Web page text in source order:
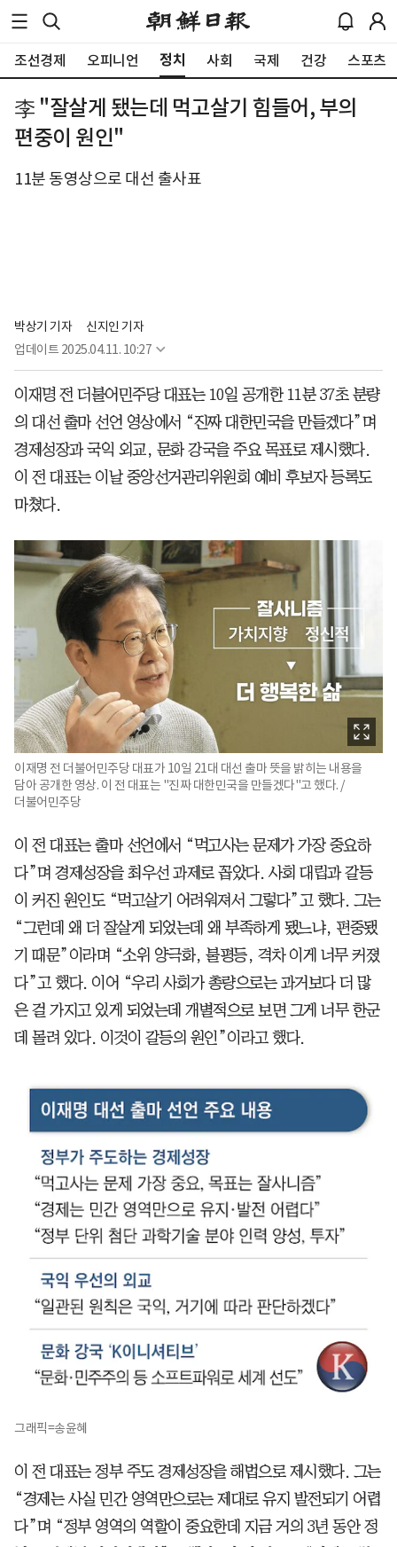
조선경제 오피니언 정치 사회 국제 건강 스포츠
李 "잘살게 됐는데 먹고살기 힘들어, 부의
편중이 원인"
11분 동영상으로 대선 출사표
박상기 기자
신지인 기자
업데이트 2025.04.11. 10:27
이재명 전 더불어민주당 대표는 10일 공개한 11분 37초 분량
의 대선 출마 선언 영상에서 “진짜 대한민국을 만들겠다”며
경제성장과 국익 외교, 문화 강국을 주요 목표로 제시했다.
이 전 대표는 이날 중앙선거관리위원회 예비 후보자 등록도
마쳤다.
이재명 전 더불어민주당 대표가 10일 21대 대선 출마 뜻을 밝히는 내용을
담아 공개한 영상. 이 전 대표는 "진짜 대한민국을 만들겠다"고 했다. /
더불어민주당
이 전 대표는 출마 선언에서 “먹고사는 문제가 가장 중요하
다”며 경제성장을 최우선 과제로 꼽았다. 사회 대립과 갈등
이 커진 원인도 “먹고살기 어려워져서 그렇다”고 했다. 그는
“그런데 왜 더 잘살게 되었는데 왜 부족하게 됐느냐, 편중됐
기 때문”이라며 “소위 양극화, 불평등, 격차 이게 너무 커졌
다”고 했다. 이어 “우리 사회가 총량으로는 과거보다 더 많
은 걸 가지고 있게 되었는데 개별적으로 보면 그게 너무 한군
데 몰려 있다. 이것이 갈등의 원인”이라고 했다.
그래픽=송윤혜
이 전 대표는 정부 주도 경제성장을 해법으로 제시했다. 그는
“경제는 사실 민간 영역만으로는 제대로 유지 발전되기 어렵
다”며 “정부 영역의 역할이 중요한데 지금 거의 3년 동안 정